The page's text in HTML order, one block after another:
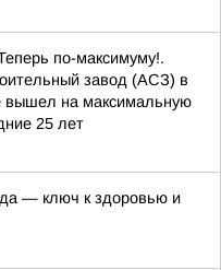
по-максимуму!.
завод (АСЗ) в
вышел на максимальную
25 лет
— ключ к здоровью и